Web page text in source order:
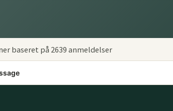
baseret på 2639 anmeldelser